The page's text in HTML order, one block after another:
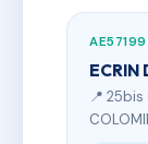
ECRIN
📍